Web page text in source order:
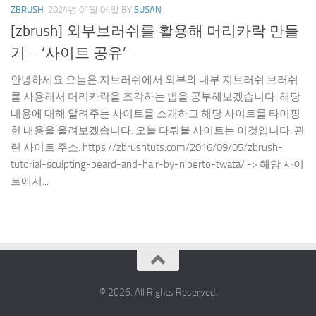
ZBRUSH 2024년 01월 04일 BY SUSAN
[zbrush] 외부브러쉬를 활용해 머리카락 만들
기 – ‘사이트 공유’
안녕하세요 오늘은 지브러쉬에서 외부와 내부 지브러쉬 브러쉬
를 사용해서 머리카락을 조각하는 법을 공부해보겠습니다. 해당
내용에 대해 알려주는 사이트를 소개하고 해당 사이트를 타이핑
한 내용을 올려보겠습니다. 오늘 다뤄볼 사이트는 이것입니다. 관
련 사이트 주소: https://zbrushtuts.com/2016/09/05/zbrush-
tutorial-sculpting-beard-and-hair-by-niberto-twata/ -> 해당 사이
트에서...
© 2026. All Rights Reserved.